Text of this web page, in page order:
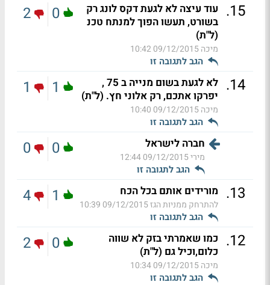
15
. עוד עיצה לא לגעת דקס לונג רק
בשורט, תעשו הפוך למנתח טכנ
(ל"ת)
מיכה09/12/2015 10:42
הגב לתגובה זו
0
2
14
.
לא לגעת בשום מנייה ב 75 ,
יפרקו אתכם, רק אלוני חץ. (ל"ת)
מיכה09/12/2015 10:40
הגב לתגובה זו
1
1
חברה לישראל
מירי09/12/2015 12:44
הגב לתגובה זו
0
0
13
. מורידים אותם בכל הכח
להתרחק ממניות הגז09/12/2015 10:39
הגב לתגובה זו
1
4
12
. כמו שאמרתי בזק לא שווה
כלום,וכיל גם (ל"ת)
מיכה09/12/2015 10:34
הגב לתגובה זו
0
2